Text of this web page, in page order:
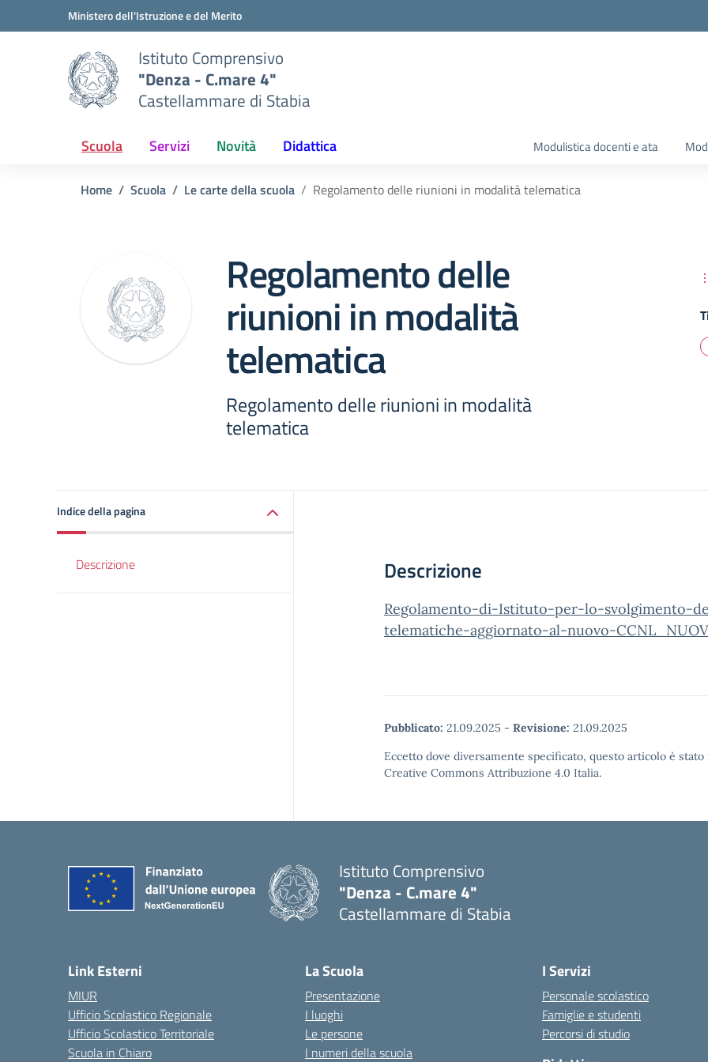
Vai ai contenuti
Vai al menu di navigazioneMinistero dell'Istruzione e del Merito
Istituto Comprensivo
"Denza - C.mare 4"
Castellammare di Stabia
Scuola Servizi Novità Didattica Modulistica docenti e ata
Home Scuola Le carte della scuola Regolamento delle riunioni in modalità telematica
Regolamento delle
riunioni in modalità
telematica
Regolamento delle riunioni in modalità
telematica
Indice della pagina
Descrizione Descrizione
Regolamento-di-Istituto-per-lo-svolgimento-
telematiche-aggiornato-al-nuovo-
Pubblicato: 21.09.2025 - Revisione: 21.09.2025
Eccetto dove diversamente specificato, questo articolo è
Creative Commons Attribuzione 4.0 Italia.
Istituto Comprensivo
"Denza - C.mare 4"
Castellammare di Stabia
Link Esterni
MIUR
Ufficio Scolastico Regionale
Ufficio Scolastico Territoriale
Scuola in Chiaro
La Scuola
Presentazione
I luoghi
Le persone
I numeri della scuola
I Servizi
Personale scolastico
Famiglie e studenti
Percorsi di studio